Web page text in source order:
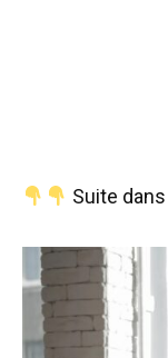
Suite